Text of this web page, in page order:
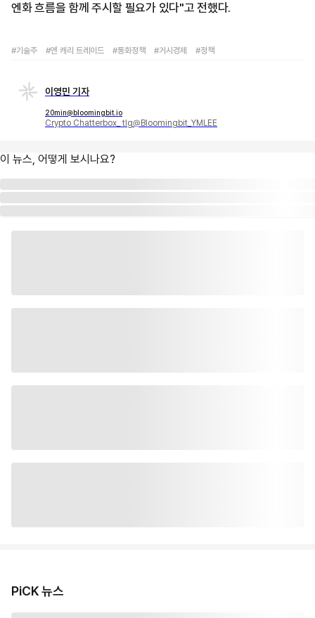
엔화 흐름을 함께 주시할 필요가 있다"고 전했다.
#기술주 #엔 캐리 트레이드 #통화정책 #거시경제 #정책
이영민 기자
20min@bloomingbit.io
Crypto Chatterbox_ tlg@Bloomingbit_YMLEE
이 뉴스, 어떻게 보시나요?
PiCK 뉴스